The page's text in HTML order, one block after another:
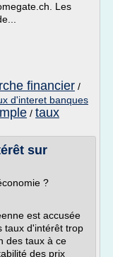
Les
financier /
d'interet banques
/ taux
sur
?
est accusée
taux d'intérêt trop
des taux à ce
des prix